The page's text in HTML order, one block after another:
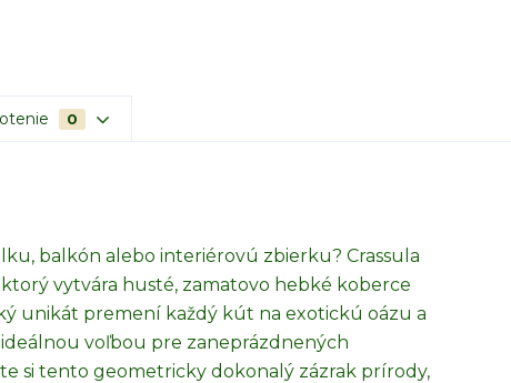
0
balkón alebo interiérovú zbierku? Crassula
vytvára husté, zamatovo hebké koberce
unikát premení každý kút na exotickú oázu a
voľbou pre zaneprázdnených
si tento geometricky dokonalý zázrak prírody,